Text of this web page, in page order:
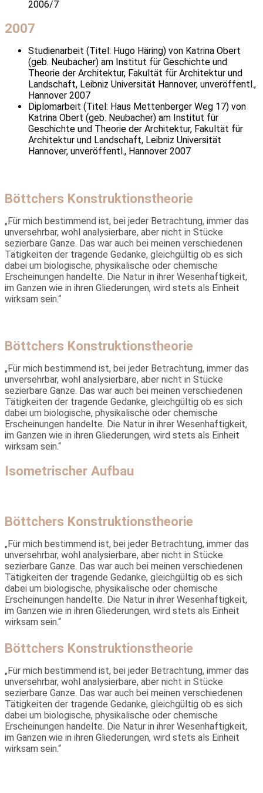
2006/7
2007
Studienarbeit (Titel: Hugo Häring) von Katrina Obert
(geb. Neubacher) am Institut für Geschichte und
Theorie der Architektur, Fakultät für Architektur und
Landschaft, Leibniz Universität Hannover, unveröffentl.,
Hannover 2007
Diplomarbeit (Titel: Haus Mettenberger Weg 17) von
Katrina Obert (geb. Neubacher) am Institut für
Geschichte und Theorie der Architektur, Fakultät für
Architektur und Landschaft, Leibniz Universität
Hannover, unveröffentl., Hannover 2007
Böttchers Konstruktionstheorie
„Für mich bestimmend ist, bei jeder Betrachtung, immer das
unver­sehrbar, wohl analysierbare, aber nicht in Stücke
sezierbare Ganze. Das war auch bei meinen verschiedenen
Tätigkeiten der tragende Gedanke, gleichgültig ob es sich
dabei um biologische, physikalische oder chemische
Erscheinungen handelte. Die Natur in ihrer Wesenhaftigkeit,
im Ganzen wie in ihren Gliederungen, wird stets als Einheit
wirksam sein.“
Böttchers Konstruktionstheorie
„Für mich bestimmend ist, bei jeder Betrachtung, immer das
unver­sehrbar, wohl analysierbare, aber nicht in Stücke
sezierbare Ganze. Das war auch bei meinen verschiedenen
Tätigkeiten der tragende Gedanke, gleichgültig ob es sich
dabei um biologische, physikalische oder chemische
Erscheinungen handelte. Die Natur in ihrer Wesenhaftigkeit,
im Ganzen wie in ihren Gliederungen, wird stets als Einheit
wirksam sein.“
Isometrischer Aufbau
Böttchers Konstruktionstheorie
„Für mich bestimmend ist, bei jeder Betrachtung, immer das
unver­sehrbar, wohl analysierbare, aber nicht in Stücke
sezierbare Ganze. Das war auch bei meinen verschiedenen
Tätigkeiten der tragende Gedanke, gleichgültig ob es sich
dabei um biologische, physikalische oder chemische
Erscheinungen handelte. Die Natur in ihrer Wesenhaftigkeit,
im Ganzen wie in ihren Gliederungen, wird stets als Einheit
wirksam sein.“
Böttchers Konstruktionstheorie
„Für mich bestimmend ist, bei jeder Betrachtung, immer das
unver­sehrbar, wohl analysierbare, aber nicht in Stücke
sezierbare Ganze. Das war auch bei meinen verschiedenen
Tätigkeiten der tragende Gedanke, gleichgültig ob es sich
dabei um biologische, physikalische oder chemische
Erscheinungen handelte. Die Natur in ihrer Wesenhaftigkeit,
im Ganzen wie in ihren Gliederungen, wird stets als Einheit
wirksam sein.“